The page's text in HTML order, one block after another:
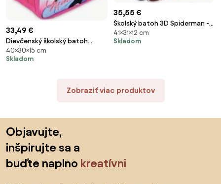
33,49 €
Dievčenský školský batoh
Minnie Mouse - Disney
40×30×15 cm
Skladom
35,55 €
Školský batoh 3D Spiderman -
MARVEL
41×31×12 cm
Skladom
Zobraziť viac produktov
Objavujte,
inšpirujte sa a
buďte naplno kreatívni